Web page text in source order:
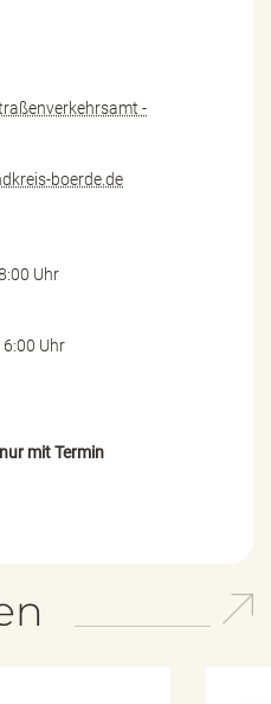
-
boerde.de
Uhr
Uhr
nur mit Termin